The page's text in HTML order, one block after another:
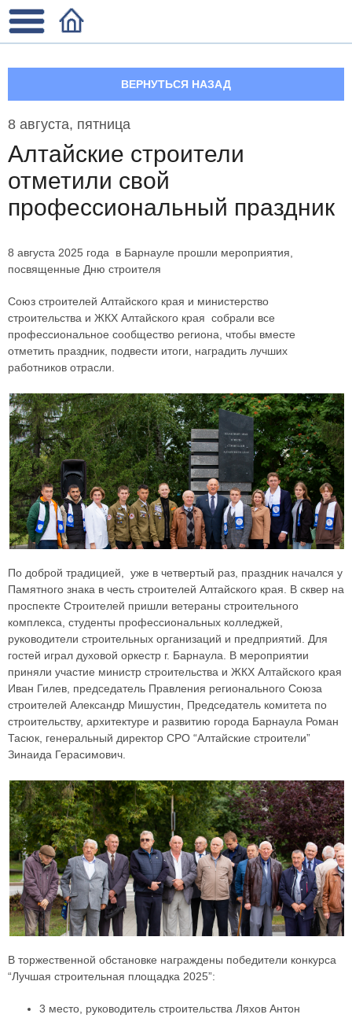
ВЕРНУТЬСЯ НАЗАД
8 августа, пятница
Алтайские строители
отметили свой
профессиональный праздник
8 августа 2025 года в Барнауле прошли мероприятия,
посвященные Дню строителя
Союз строителей Алтайского края и министерство
строительства и ЖКХ Алтайского края собрали все
профессиональное сообщество региона, чтобы вместе
отметить праздник, подвести итоги, наградить лучших
работников отрасли.
По доброй традицией, уже в четвертый раз, праздник начался у
Памятного знака в честь строителей Алтайского края. В сквер на
проспекте Строителей пришли ветераны строительного
комплекса, студенты профессиональных колледжей,
руководители строительных организаций и предприятий. Для
гостей играл духовой оркестр г. Барнаула. В мероприятии
приняли участие министр строительства и ЖКХ Алтайского края
Иван Гилев, председатель Правления регионального Союза
строителей Александр Мишустин, Председатель комитета по
строительству, архитектуре и развитию города Барнаула Роман
Тасюк, генеральный директор СРО “Алтайские строители”
Зинаида Герасимович.
В торжественной обстановке награждены победители конкурса
“Лучшая строительная площадка 2025”:
3 место, руководитель строительства Ляхов Антон